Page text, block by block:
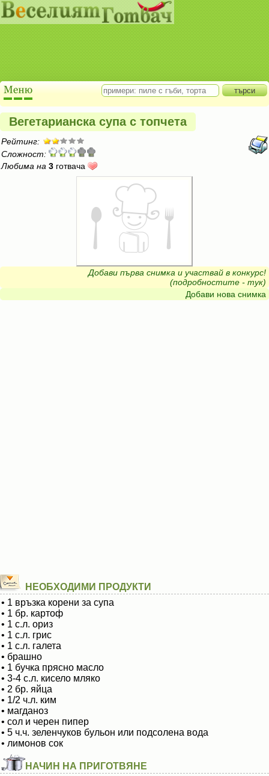
Вегетарианска супа с топчета
Рейтинг:
Сложност:
Любима на 3 готвача
Добави първа снимка и участвай в конкурс!
(подробностите - тук)
Добави нова снимка
НЕОБХОДИМИ ПРОДУКТИ
• 1 връзка корени за супа
• 1 бр. картоф
• 1 с.л. ориз
• 1 с.л. грис
• 1 с.л. галета
• брашно
• 1 бучка прясно масло
• 3-4 с.л. кисело мляко
• 2 бр. яйца
• 1/2 ч.л. ким
• магданоз
• сол и черен пипер
• 5 ч.ч. зеленчуков бульон или подсолена вода
• лимонов сок
НАЧИН НА ПРИГОТВЯНЕ